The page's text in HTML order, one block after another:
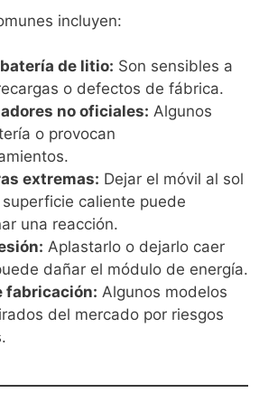
incluyen:
de litio: Son sensibles a
o defectos de fábrica.
no oficiales: Algunos
o provocan
extremas: Dejar el móvil al sol
caliente puede
una reacción.
Aplastarlo o dejarlo caer
dañar el módulo de energía.
fabricación: Algunos modelos
del mercado por riesgos